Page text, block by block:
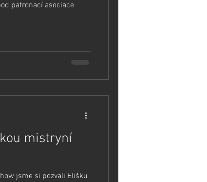
patronací asociace
mistryní
jsme si pozvali Elišku